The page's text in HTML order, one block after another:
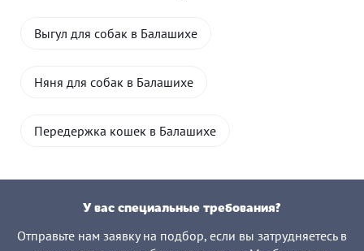
Выгул для собак в Балашихе
Няня для собак в Балашихе
Передержка кошек в Балашихе
У вас специальные требования?
Отправьте нам заявку на подбор, если вы затрудняетесь в